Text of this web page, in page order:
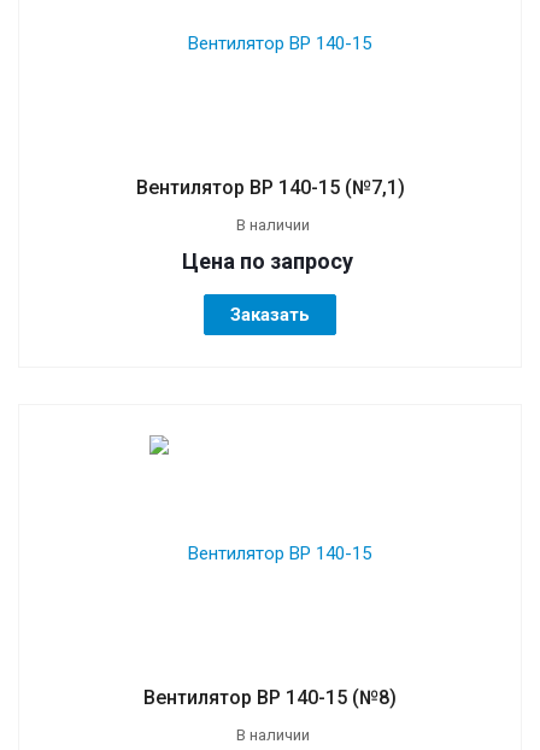
Вентилятор ВР 140-15 (№7,1)
В наличии
Цена по запросу
Заказать
Вентилятор ВР 140-15 (№8)
В наличии